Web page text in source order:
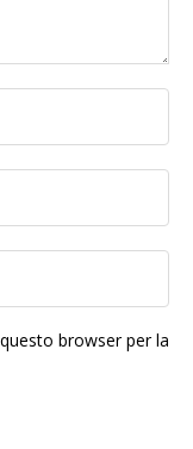
browser per la